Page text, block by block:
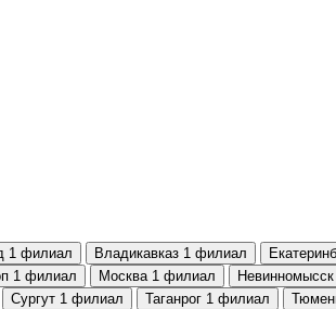
1 филиал Владикавказ 1 филиал
1 филиал Москва 1 филиал Невинномысск
Сургут 1 филиал Таганрог 1 филиал